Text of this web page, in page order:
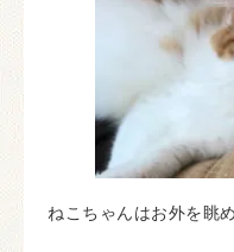
ねこちゃんはお外を眺